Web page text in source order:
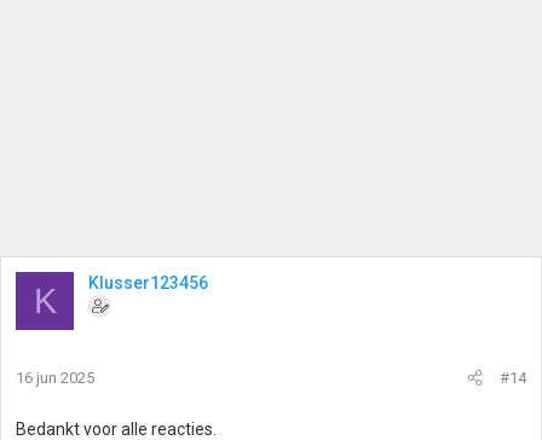
K Klusser123456
16 jun 2025 #14
Bedankt voor alle reacties.